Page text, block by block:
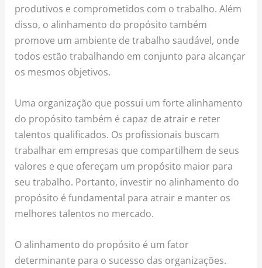
produtivos e comprometidos com o trabalho. Além
disso, o alinhamento do propósito também
promove um ambiente de trabalho saudável, onde
todos estão trabalhando em conjunto para alcançar
os mesmos objetivos.
Uma organização que possui um forte alinhamento
do propósito também é capaz de atrair e reter
talentos qualificados. Os profissionais buscam
trabalhar em empresas que compartilhem de seus
valores e que ofereçam um propósito maior para
seu trabalho. Portanto, investir no alinhamento do
propósito é fundamental para atrair e manter os
melhores talentos no mercado.
O alinhamento do propósito é um fator
determinante para o sucesso das organizações.